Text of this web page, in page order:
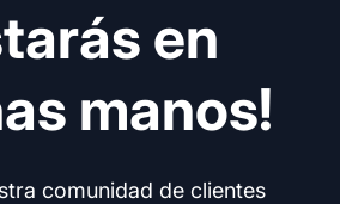
en
manos!
comunidad de clientes